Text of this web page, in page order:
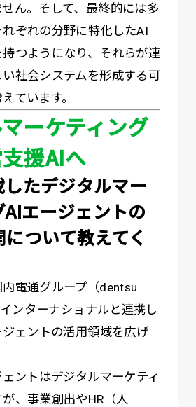
ん。そして、最終的には多
れぞれの分野に特化したAI
つようになり、それらが連
社会システムを形成する可
ています。
ーケティング
援AIへ
したデジタルマー
エージェントの
ついて教えてく
電通グループ（dentsu
ンターナショナルと連携し
ェントの活用領域を広げ
ントはデジタルマーケティ
、事業創出やHR（人